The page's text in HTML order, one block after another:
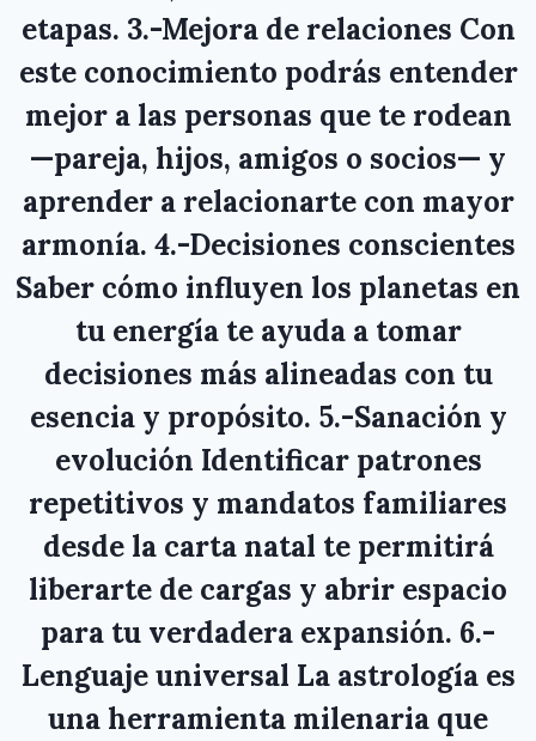
etapas. 3.-Mejora de relaciones Con
este conocimiento podrás entender
mejor a las personas que te rodean
—pareja, hijos, amigos o socios— y
aprender a relacionarte con mayor
armonía. 4.-Decisiones conscientes
Saber cómo influyen los planetas en
tu energía te ayuda a tomar
decisiones más alineadas con tu
esencia y propósito. 5.-Sanación y
evolución Identificar patrones
repetitivos y mandatos familiares
desde la carta natal te permitirá
liberarte de cargas y abrir espacio
para tu verdadera expansión. 6.-
Lenguaje universal La astrología es
una herramienta milenaria que